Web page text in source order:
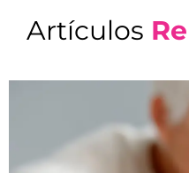
Artículos